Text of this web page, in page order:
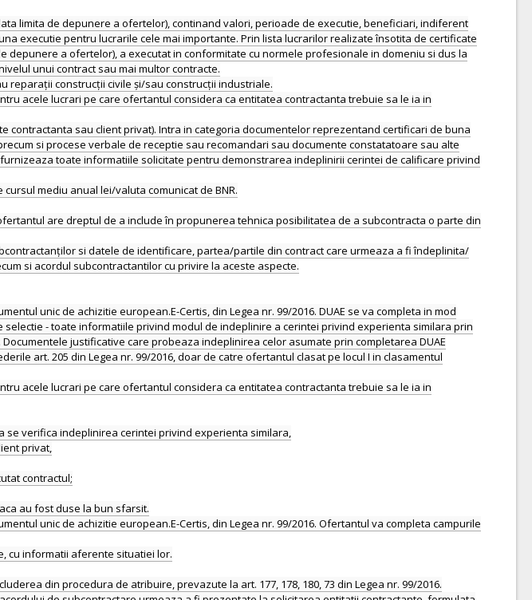
limita de depunere a ofertelor), continand valori, perioade de executie, beneficiari, indiferent
executie pentru lucrarile cele mai importante. Prin lista lucrarilor realizate însotita de certificate
a ofertelor), a executat in conformitate cu normele profesionale in domeniu si dus la
unui contract sau mai multor contracte.
reparații construcții civile și/sau construcții industriale.
acele lucrari pe care ofertantul considera ca entitatea contractanta trebuie sa le ia in
sau client privat). Intra in categoria documentelor reprezentand certificari de buna
si procese verbale de receptie sau recomandari sau documente constatatoare sau alte
toate informatiile solicitate pentru demonstrarea indeplinirii cerintei de calificare privind
mediu anual lei/valuta comunicat de BNR.
are dreptul de a include în propunerea tehnica posibilitatea de a subcontracta o parte din
si datele de identificare, partea/partile din contract care urmeaza a fi îndeplinita/
si acordul subcontractantilor cu privire la aceste aspecte.
unic de achizitie european.E-Certis, din Legea nr. 99/2016. DUAE se va completa in mod
- toate informatiile privind modul de indeplinire a cerintei privind experienta similara prin
justificative care probeaza indeplinirea celor asumate prin completarea DUAE
art. 205 din Legea nr. 99/2016, doar de catre ofertantul clasat pe locul I in clasamentul
acele lucrari pe care ofertantul considera ca entitatea contractanta trebuie sa le ia in
verifica indeplinirea cerintei privind experienta similara,
privat,
contractul;
au fost duse la bun sfarsit.
unic de achizitie european.E-Certis, din Legea nr. 99/2016. Ofertantul va completa campurile
cu informatii aferente situatiei lor.
din procedura de atribuire, prevazute la art. 177, 178, 180, 73 din Legea nr. 99/2016.